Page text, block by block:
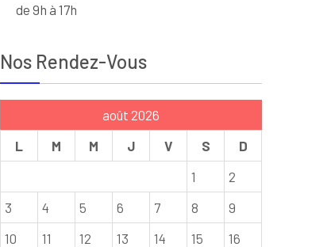
de 9h à 17h
Nos Rendez-Vous
août 2026
L
M M J V S
D
1
2
3
4 5 6 7 8
9
10
11 12 13 14 15
16